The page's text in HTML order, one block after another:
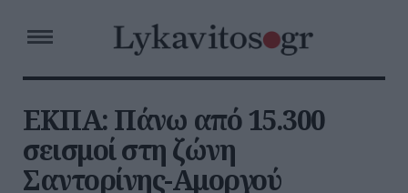
ΕΚΠΑ: Πάνω από 15.300
σεισμοί στη ζώνη
Σαντορίνης-Αμοργού